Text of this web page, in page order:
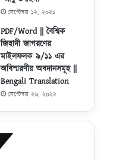
সেপ্টেম্বর ১২, ২০২১
PDF/Word || বৈশ্বিক
জিহাদী জাগরণের
মাইলফলক ৯/১১ এর
অবিস্মরণীয় অবদানসমূহ ||
Bengali Translation
সেপ্টেম্বর ২৬, ২০২২